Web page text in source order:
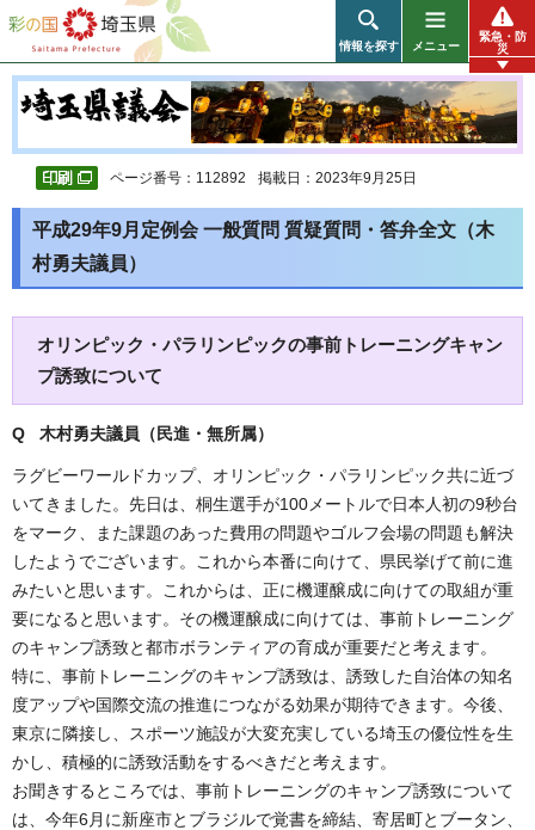
彩の国 埼玉県
情報を探す メニュー
緊急・防
災
ページ番号：112892 掲載日：2023年9月25日
平成29年9月定例会 一般質問 質疑質問・答弁全文（木
村勇夫議員）
オリンピック・パラリンピックの事前トレーニングキャン
プ誘致について
Q 木村勇夫議員（民進・無所属）
ラグビーワールドカップ、オリンピック・パラリンピック共に近づ
いてきました。先日は、桐生選手が100メートルで日本人初の9秒台
をマーク、また課題のあった費用の問題やゴルフ会場の問題も解決
したようでございます。これから本番に向けて、県民挙げて前に進
みたいと思います。これからは、正に機運醸成に向けての取組が重
要になると思います。その機運醸成に向けては、事前トレーニング
のキャンプ誘致と都市ボランティアの育成が重要だと考えます。
特に、事前トレーニングのキャンプ誘致は、誘致した自治体の知名
度アップや国際交流の推進につながる効果が期待できます。今後、
東京に隣接し、スポーツ施設が大変充実している埼玉の優位性を生
かし、積極的に誘致活動をするべきだと考えます。
お聞きするところでは、事前トレーニングのキャンプ誘致について
は、今年6月に新座市とブラジルで覚書を締結、寄居町とブータン、